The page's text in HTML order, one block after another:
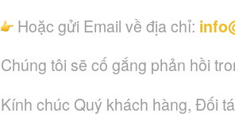
Hoặc gửi Email về địa chỉ:
Chúng tôi sẽ cố gắng phản hồi
Kính chúc Quý khách hàng, Đối